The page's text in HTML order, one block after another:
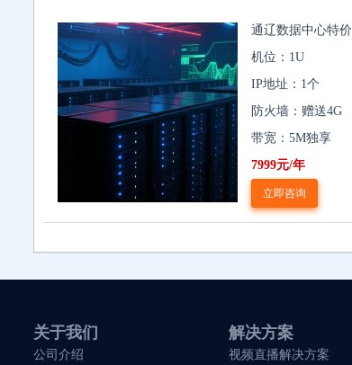
通辽数据中心特价
机位：1U
IP地址：1个
防火墙：赠送4G
带宽：5M独享
7999元/年
立即咨询
关于我们
公司介绍
解决方案
视频直播解决方案